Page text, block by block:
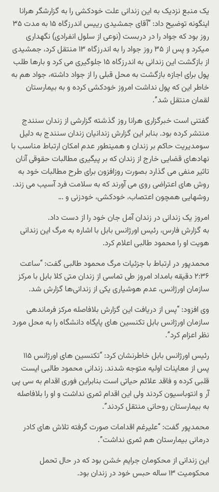
یک منبع نزدیک به این زندانی علت خودکشی را به گزارشگر هرانا
اینگونه توضیح داد: “آقای جمشیدی رییس اندرزگاه ۱۵ به مدت ۳۵
روز بود که جواد را در دربست (نوعی از سلول انفرادی) نگهداری
میکرد و پس از ۳۵ روز جواد را به اندرزگاه ۱۳ منتقل کرد، جمشیدی
از بازگشت این زندانی به اندرزگاه ۱۵ جلوگیری می کرد و بارها طلب
پول برای اجازه بازگشت به محل قبلی را از جواد داشته، جواد هم به
خاطر این که پول نداشت امروز خودکشی کرده و به بیمارستان
لقمان منتقل شد”.
گفتنی است خبرگزاری هرانا روز گذشته گزارشی از زندان سنندج
منتشر کرده بود. بنابر این گزارش زندانیان زندان سنندج به دلیل
سومدیریت حاکم بر زندان و همینطور عدم امکان ارتباط مناسب با
نهادهای قضایی خارج از زندان که بر پیگیری مطالبات حقوقی آنان
تاثیر منفی می گذارد بصورت روزافزون برای طرح مطالبات خود به
روش های اعتراضی روی می آورند که به سلامت فرد آسیب می زند.
روشهایی همچون اعتصاب، خودکشی، خودزنی و …
امروز یک زندانی در زندان آمل جان خود را از دست داد.
به گزارش فارس، رئیس اورژانس بابل با اشاره به مرگ این زندانی
هویت او را محمود طالبی اعلام کرد.
محمدپور در ارتباط با جزئیات مرگ محمود طالبی گفت: “ساعت
۲:۳۶ دقیقه بامداد امروز طی تماسی از زندان متی کلا بابل با مرکز
سازمان اورژانس، عدم هوشیاری یکی از زندانی‌ها گزارش شد.
وی افزود: “پس از دریافت این گزارش بلافاصله مرکز فرماندهی
سازمان اورژانس بابل تکنسین های پایگاه دانشگاه را به محل مورد
نظر اعزام کرد”.
رئیس اورژانس بابل خاطرنشان کرد: “تکنسین های اورژانس ۱۱۵
پس از معاینات اولیه متوجه شدند. زندانی محمود طالبی ایست
قلبی کرده و فاقد علائم حیاتی است بنابراین فوری اقدام به سی پی
آر و انتوباسیون کردند ولی این اقدام ثمری نداشت و او را بلافاصله
به بیمارستان روحانی منتقل کردند”.
محمدپور گفت: “علیرغم اقدامات صورت گرفته تلاش های کادر
درمانی بیمارستان هم ثمری نداشت”.
این زندانی از محکومان جرایم خشن بود که در حال تحمل
محکومیت ۱۳ ساله حبس خود در زندان بود.